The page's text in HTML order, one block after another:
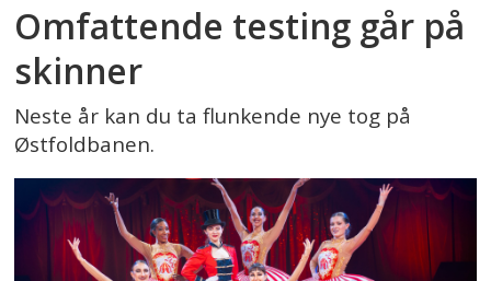
Omfattende testing går på
skinner
Neste år kan du ta flunkende nye tog på
Østfoldbanen.